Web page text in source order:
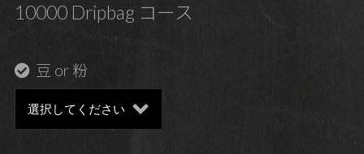
10000 Dripbag コース
豆 or 粉